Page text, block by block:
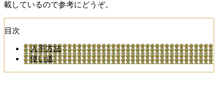
載しているので参考にどうぞ。
目次
入手方法
使い道